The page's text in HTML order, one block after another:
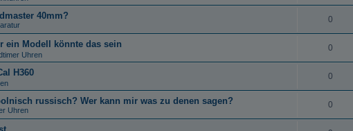
40mm? 0
ein Modell könnte das sein
Uhren
0
H360 0
russisch? Wer kann mir was zu denen sagen?
Uhren
0